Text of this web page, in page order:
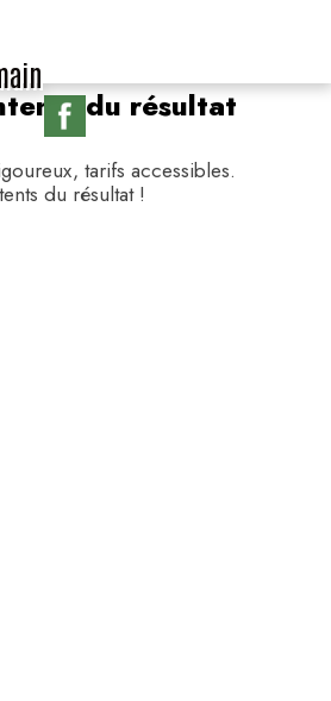
du résultat
tarifs accessibles.
du résultat !